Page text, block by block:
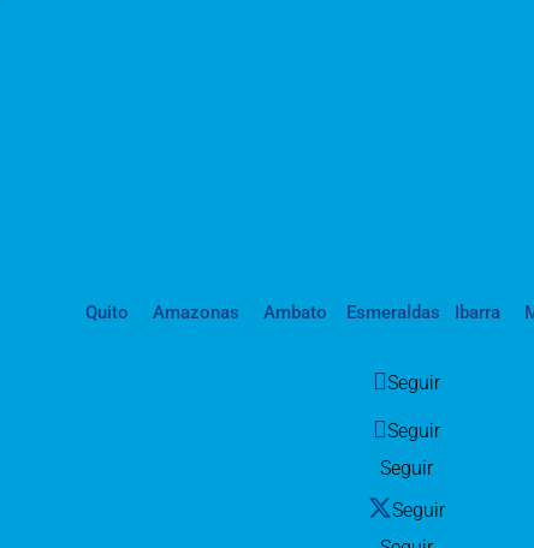
Quito Amazonas Ambato Esmeraldas Ibarra
Seguir
Seguir
Seguir
Seguir